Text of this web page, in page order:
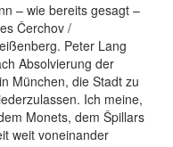
– wie bereits gesagt –
Čerchov /
Peter Lang
Absolvierung der
München, die Stadt zu
Ich meine,
Monets, dem Špillars
weit voneinander